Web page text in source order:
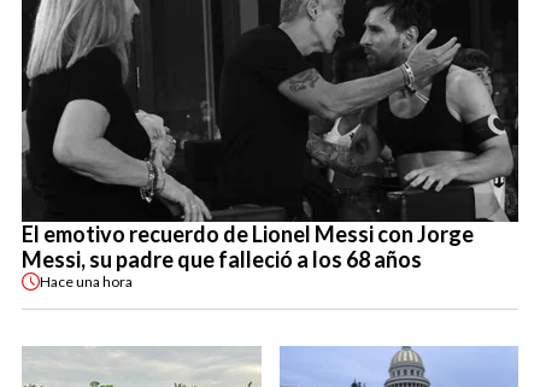
El emotivo recuerdo de Lionel Messi con Jorge
Messi, su padre que falleció a los 68 años
Haceuna hora